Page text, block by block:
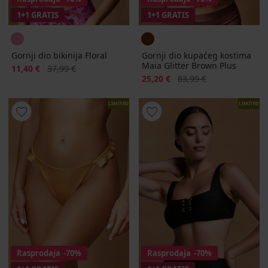
1+1 GRATIS
Gornji dio bikinija Floral
Popust
11,40 € Prvobitna cijena
37,99 €
1+1 GRATIS
Gornji dio kupaćeg kostima
Maia Glitter Brown Plus
Popust
25,20 € Prvobitna cijena
83,99 €
LIMITED
Rasprodaja -70%
LIMITED
Rasprodaja -70%